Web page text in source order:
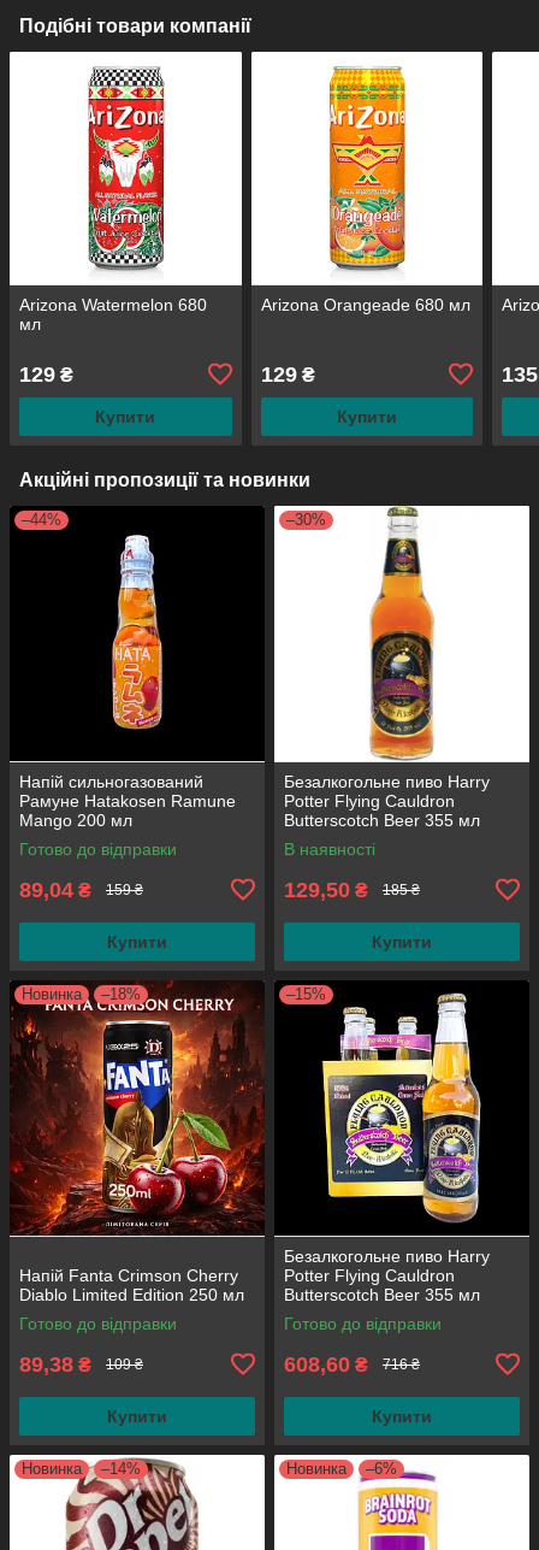
Подібні товари компанії
Arizona Watermelon 680
мл
129 ₴
Купити
Arizona Orangeade 680 мл
129₴
Купити
135
Акційні пропозиції та новинки
–44%
Напій сильногазований
Рамуне Hatakosen Ramune
Mango 200 мл
Готово до відправки
89,04 ₴ 159 ₴
Купити
–30%
Безалкогольне пиво Harry
Potter Flying Cauldron
Butterscotch Beer 355 мл
В наявності
129,50 ₴ 185 ₴
Купити
Новинка –18%
Напій Fanta Crimson Cherry
Diablo Limited Edition 250 мл
Готово до відправки
89,38 ₴ 109 ₴
Купити
–15%
Безалкогольне пиво Harry
Potter Flying Cauldron
Butterscotch Beer 355 мл
(паковання 4 шт.)
Готово до відправки
608,60 ₴ 716 ₴
Купити
Новинка –14% Новинка –6%